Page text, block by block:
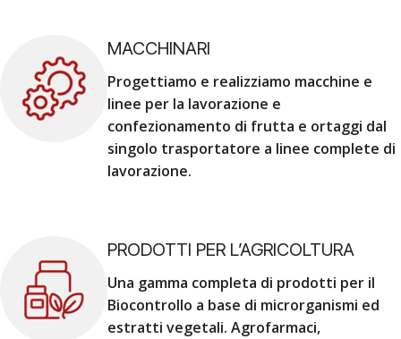
MACCHINARI
Progettiamo e realizziamo macchine e
linee per la lavorazione e
confezionamento di frutta e ortaggi dal
singolo trasportatore a linee complete di
lavorazione.
PRODOTTI PER L’AGRICOLTURA
Una gamma completa di prodotti per il
Biocontrollo a base di microrganismi ed
estratti vegetali. Agrofarmaci,